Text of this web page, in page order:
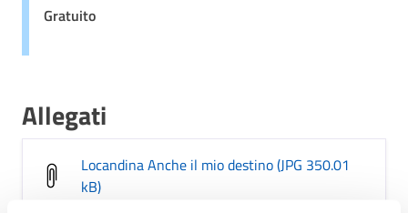
Gratuito
Allegati
Locandina Anche il mio destino (JPG 350.01
kB)